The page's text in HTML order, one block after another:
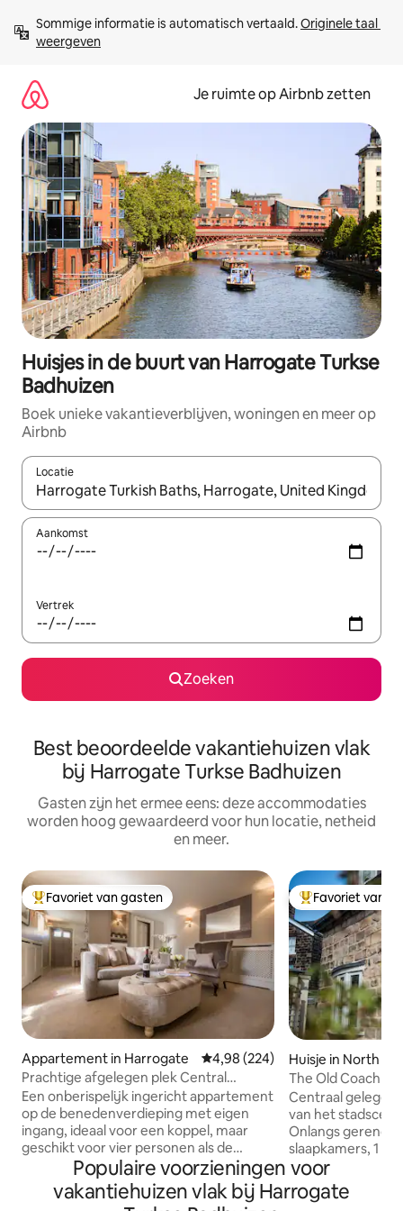
direct
naar
Sommige informatie is automatisch vertaald. Originele taal
weergeven
Je ruimte op Airbnb zetten
Huisjes in de buurt van Harrogate Turkse
Badhuizen
Boek unieke vakantieverblijven, woningen en meer op
Airbnb
Locatie
Wanneer er suggesties beschikbaar zijn, maak je een keuze
Aankomst
Vertrek
Zoeken
Best beoordeelde vakantiehuizen vlak
bij Harrogate Turkse Badhuizen
Gasten zijn het ermee eens: deze accommodaties
worden hoog gewaardeerd voor hun locatie, netheid
en meer.
Topfavoriet van gasten
Favoriet van gasten
Appartement in Harrogate Gemiddelde beoordeling van
4,98 (224)
Prachtige afgelegen plek Central
Harrogate Apartment
Een onberispelijk ingericht appartement
op de benedenverdieping met eigen
ingang, ideaal voor een koppel, maar
geschikt voor vier personen als de
slaapbank wordt aangevraagd. Dit wordt
verondersteld voor grotere groepen,
maar koppels/twee personen moeten
Topfavoriet van
Favoriet van
Huisje in North
The Old Coach
slaapplaatsen
Centraal gelegen
van het
Onlangs
slaapkamers, 1
Douchekamer.
grote koelkast/
Populaire voorzieningen voor
vakantiehuizen vlak bij Harrogate